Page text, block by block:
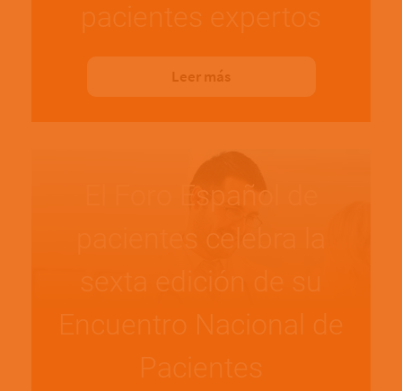
pacientes expertos
Leer más
El Foro Español de
pacientes celebra la
sexta edición de su
Encuentro Nacional de
Pacientes